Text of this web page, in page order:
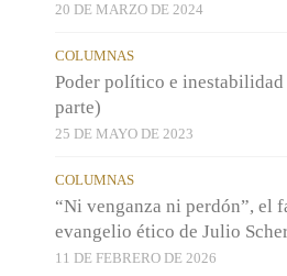
20 DE MARZO DE 2024
COLUMNAS
Poder político e inestabilidad
parte)
25 DE MAYO DE 2023
COLUMNAS
“Ni venganza ni perdón”, el
evangelio ético de Julio
11 DE FEBRERO DE 2026